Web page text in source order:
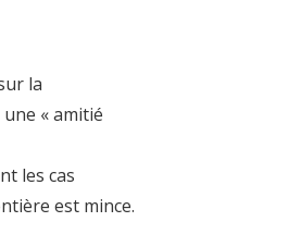
la
« amitié
les cas
est mince.